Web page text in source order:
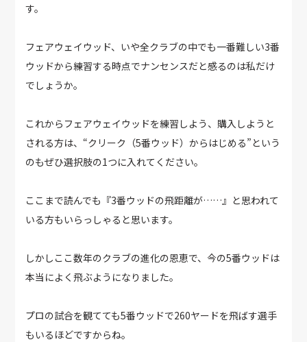
す。
フェアウェイウッド、いや全クラブの中でも一番難しい3番
ウッドから練習する時点でナンセンスだと感るのは私だけ
でしょうか。
これからフェアウェイウッドを練習しよう、購入しようと
される方は、“クリーク（5番ウッド）からはじめる”という
のもぜひ選択肢の1つに入れてください。
ここまで読んでも『3番ウッドの飛距離が……』と思われて
いる方もいらっしゃると思います。
しかしここ数年のクラブの進化の恩恵で、今の5番ウッドは
本当によく飛ぶようになりました。
プロの試合を観てても5番ウッドで260ヤードを飛ばす選手
もいるほどですからね。